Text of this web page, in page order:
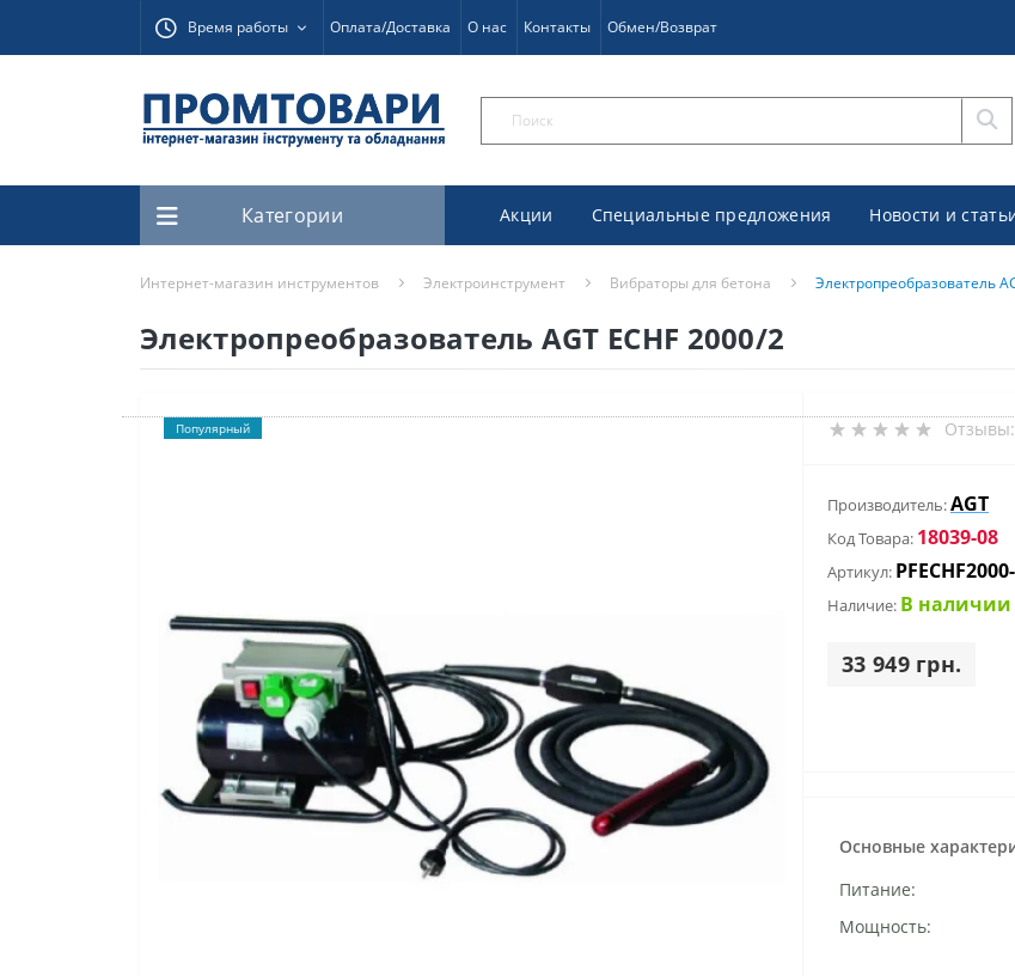
Время работы Оплата/Доставка О нас Контакты Обмен/Возврат
Категории Акции Специальные предложения Новости и
Интернет-магазин инструментов Электроинструмент Вибраторы для бетона Электропреобразователь
Электропреобразователь AGT ECHF 2000/2
Популярный Отзывы:
Производитель:AGT
Код Товара: 18039-08
Артикул:
Наличие: В наличии
33 949 грн.
Основные
Питание:
Мощность: